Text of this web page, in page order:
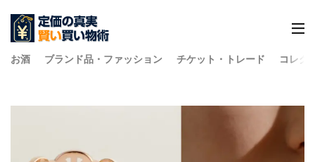
お酒 ブランド品・ファッション チケット・トレード コレク